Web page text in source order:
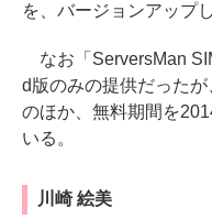
を、バージョンアップ
なお「ServersMan
d版のみの提供だった
のほか、無料期間を
いる。
川崎 絵美